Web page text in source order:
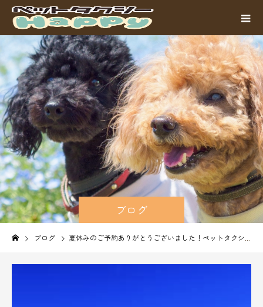
ブログ
ブログ 夏休みのご予約ありがとうございました！ペットタクシーHappyで安心・快適な長距離移動